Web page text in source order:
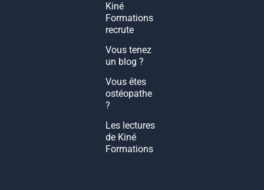
Kiné
Formations
recrute
Vous tenez
un blog ?
Vous êtes
ostéopathe
?
Les lectures
de Kiné
Formations